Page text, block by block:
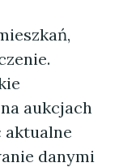
aukcjach
aktualne
danymi